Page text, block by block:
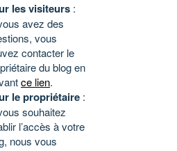
les visiteurs :
avez des
vous
contacter le
du blog en
ce lien.
le propriétaire :
souhaitez
l’accès à votre
nous vous